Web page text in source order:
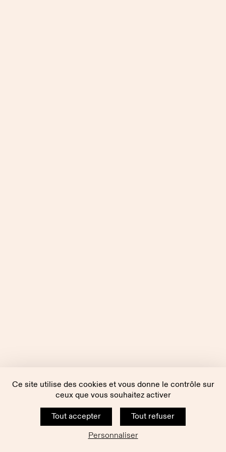
Ce site utilise des cookies et vous donne le contrôle sur
ceux que vous souhaitez activer
Tout accepter
Tout refuser
Personnaliser